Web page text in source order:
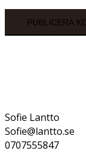
Sofie Lantto
Sofie@lantto.se
0707555847